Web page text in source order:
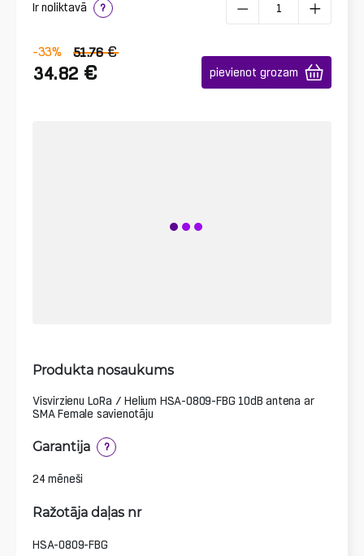
Ir noliktavā ?
-33% 51.76 €
34.82 € pievienot grozam
Produkta nosaukums
Visvirzienu LoRa / Helium HSA-0809-FBG 10dB antena ar
SMA Female savienotāju
Garantija ?
24 mēneši
Ražotāja daļas nr
HSA-0809-FBG